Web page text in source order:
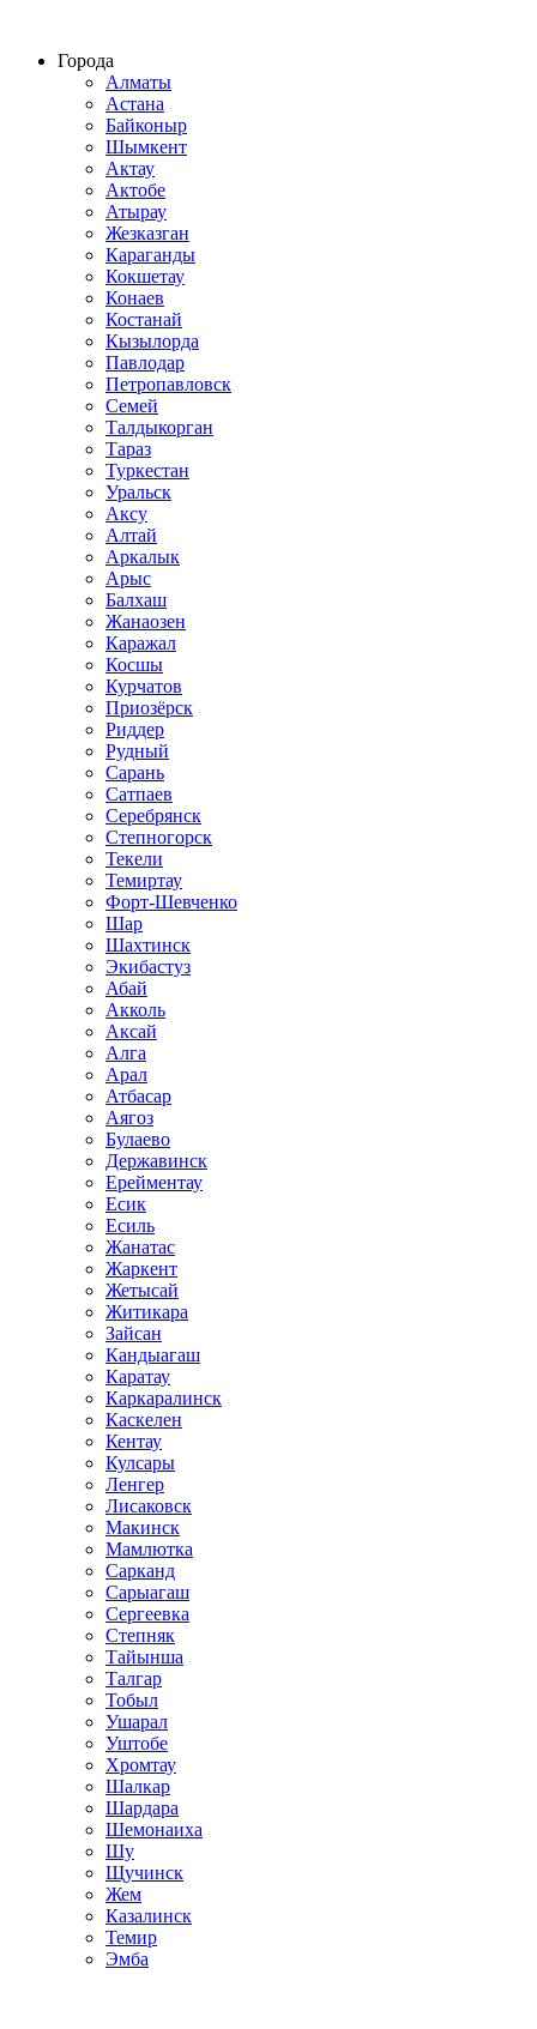
Города
Алматы
Астана
Байконыр
Шымкент
Актау
Актобе
Атырау
Жезказган
Караганды
Кокшетау
Конаев
Костанай
Кызылорда
Павлодар
Петропавловск
Семей
Талдыкорган
Тараз
Туркестан
Уральск
Аксу
Алтай
Аркалык
Арыс
Балхаш
Жанаозен
Каражал
Косшы
Курчатов
Приозёрск
Риддер
Рудный
Сарань
Сатпаев
Серебрянск
Степногорск
Текели
Темиртау
Форт-Шевченко
Шар
Шахтинск
Экибастуз
Абай
Акколь
Аксай
Алга
Арал
Атбасар
Аягоз
Булаево
Державинск
Ерейментау
Есик
Есиль
Жанатас
Жаркент
Жетысай
Житикара
Зайсан
Кандыагаш
Каратау
Каркаралинск
Каскелен
Кентау
Кулсары
Ленгер
Лисаковск
Макинск
Мамлютка
Сарканд
Сарыагаш
Сергеевка
Степняк
Тайынша
Талгар
Тобыл
Ушарал
Уштобе
Хромтау
Шалкар
Шардара
Шемонаиха
Шу
Щучинск
Жем
Казалинск
Темир
Эмба